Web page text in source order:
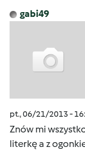
gabi49
pt., 06/21/2013 -
Znów mi
literkę a z